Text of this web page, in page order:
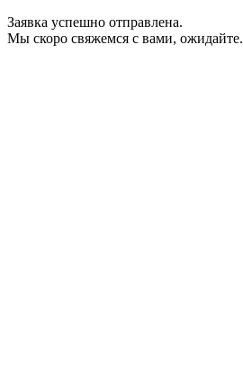
Заявка успешно отправлена.
Мы скоро свяжемся с вами, ожидайте.